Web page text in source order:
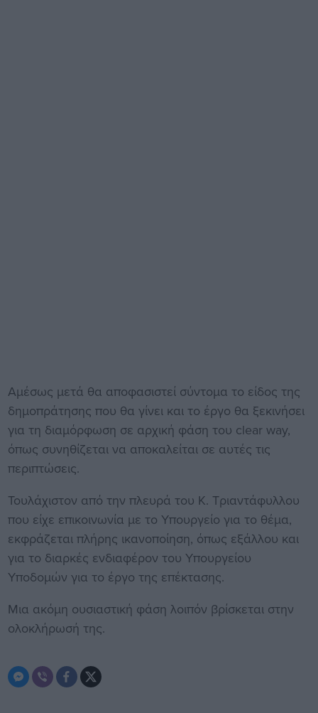
Αμέσως μετά θα αποφασιστεί σύντομα το είδος της
δημοπράτησης που θα γίνει και το έργο θα ξεκινήσει
για τη διαμόρφωση σε αρχική φάση του clear way,
όπως συνηθίζεται να αποκαλείται σε αυτές τις
περιπτώσεις.
Τουλάχιστον από την πλευρά του Κ. Τριαντάφυλλου
που είχε επικοινωνία με το Υπουργείο για το θέμα,
εκφράζεται πλήρης ικανοποίηση, όπως εξάλλου και
για το διαρκές ενδιαφέρον του Υπουργείου
Υποδομών για το έργο της επέκτασης.
Μια ακόμη ουσιαστική φάση λοιπόν βρίσκεται στην
ολοκλήρωσή της.